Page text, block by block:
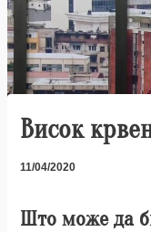
Висок
11/04/2020
Што може да